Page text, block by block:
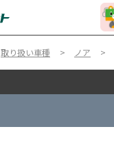
取り扱い車種 ノア